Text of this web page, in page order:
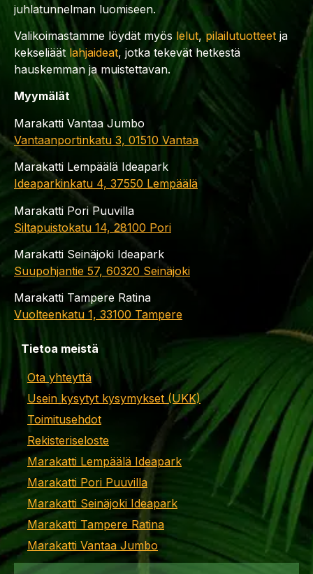
juhlatunnelman luomiseen.
Valikoimastamme löydät myös lelut,pilailutuotteet ja
kekseliäät lahjaideat, jotka tekevät hetkestä
hauskemman ja muistettavan.
Myymälät
Marakatti Vantaa Jumbo
Vantaanportinkatu 3, 01510 Vantaa
Marakatti Lempäälä Ideapark
Ideaparkinkatu 4, 37550 Lempäälä
Marakatti Pori Puuvilla
Siltapuistokatu 14, 28100 Pori
Marakatti Seinäjoki Ideapark
Suupohjantie 57, 60320 Seinäjoki
Marakatti Tampere Ratina
Vuolteenkatu 1, 33100 Tampere
Tietoa meistä
Ota yhteyttä
Usein kysytyt kysymykset (UKK)
Toimitusehdot
Rekisteriseloste
Marakatti Lempäälä Ideapark
Marakatti Pori Puuvilla
Marakatti Seinäjoki Ideapark
Marakatti Tampere Ratina
Marakatti Vantaa Jumbo